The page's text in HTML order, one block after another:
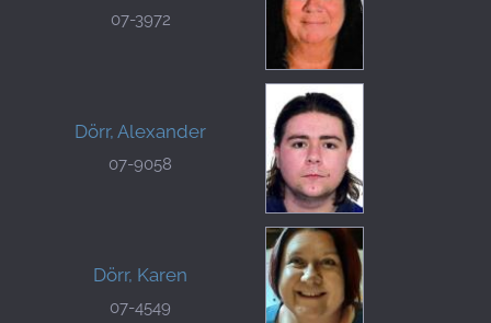
07-3972
Dörr, Alexander
07-9058
Dörr, Karen
07-4549